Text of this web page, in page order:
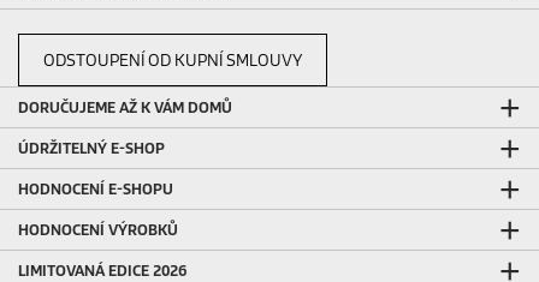
ODSTOUPENÍ OD KUPNÍ SMLOUVY
DORUČUJEME AŽ K VÁM DOMŮ
ÚDRŽITELNÝ E-SHOP
HODNOCENÍ E-SHOPU
HODNOCENÍ VÝROBKŮ
LIMITOVANÁ EDICE 2026